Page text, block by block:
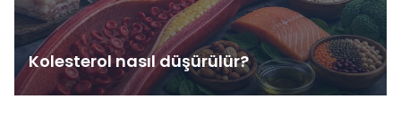
Kolesterol nasıl düşürülür?